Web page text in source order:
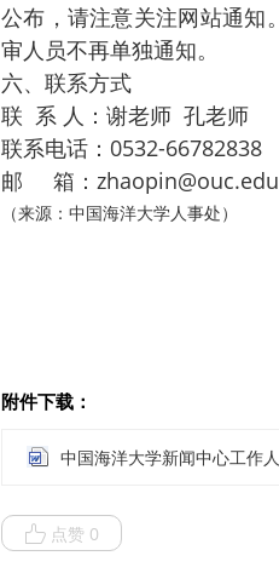
公布，请注意关注网站通知
审人员不再单独通知。
六、联系方式
联 系 人：谢老师 孔老师
联系电话：0532-66782838
邮 箱：
（来源：中国海洋大学人事处）
附件下载：
点赞 0